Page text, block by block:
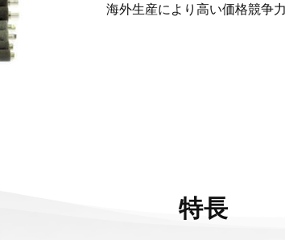
海外生産により高い価格競争
特長